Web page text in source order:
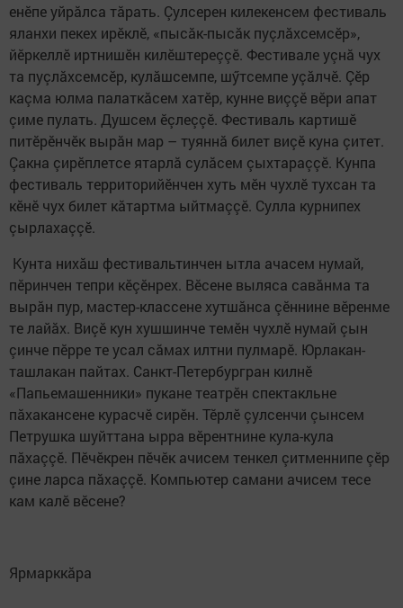
енӗпе уйрăлса тăрать. Çулсерен килекенсем фестиваль
яланхи пекех ирӗклӗ, «пысăк-пысăк пуçлăхсемсӗр»,
йӗркеллӗ иртнишӗн килӗштереççӗ. Фестивале уçнă чух
та пуçлăхсемсӗр, кулăшсемпе, шӳтсемпе уçăлчӗ. Çӗр
каçма юлма палаткăсем хатӗр, кунне виççӗ вӗри апат
çиме пулать. Душсем ӗçлеççӗ. Фестиваль картишӗ
питӗрӗнчӗк вырăн мар – туяннă билет виçӗ куна çитет.
Çакна çирӗплетсе ятарлă сулăсем çыхтараççӗ. Кунпа
фестиваль территорийӗнчен хуть мӗн чухлӗ тухсан та
кӗнӗ чух билет кăтартма ыйтмаççӗ. Сулла курнипех
çырлахаççӗ.
Кунта нихăш фестивальтинчен ытла ачасем нумай,
пӗринчен тепри кӗçӗнрех. Вӗсене выляса савăнма та
вырăн пур, мастер-классене хутшăнса çӗннине вӗренме
те лайăх. Виçӗ кун хушшинче темӗн чухлӗ нумай çын
çинче пӗрре те усал сăмах илтни пулмарӗ. Юрлакан-
ташлакан пайтах. Санкт-Петербургран килнӗ
«Папьемашенники» пукане театрӗн спектакльне
пăхакансене курасчӗ сирӗн. Тӗрлӗ çулсенчи çынсем
Петрушка шуйттана ырра вӗрентнине кула-кула
пăхаççӗ. Пӗчӗкрен пӗчӗк ачисем тенкел çитменнипе çӗр
çине ларса пăхаççӗ. Компьютер самани ачисем тесе
кам калӗ вӗсене?
Ярмарккăра